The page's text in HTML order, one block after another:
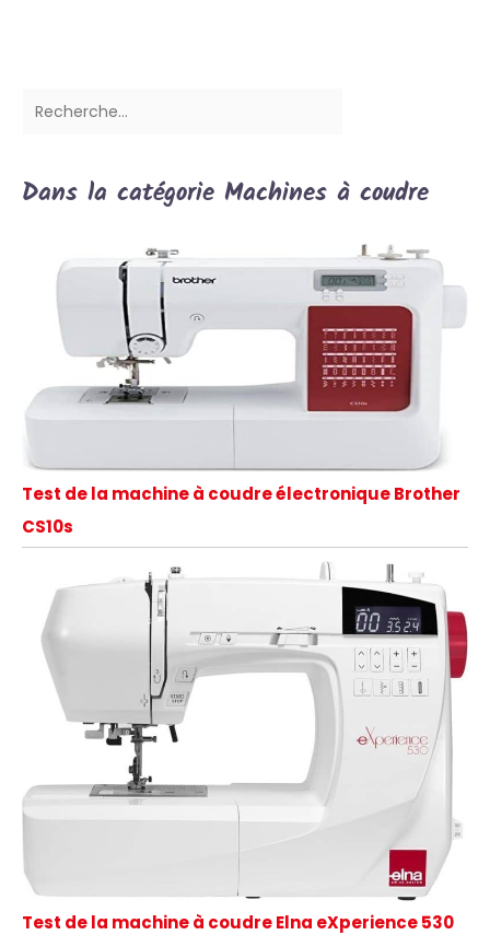
Dans la catégorie Machines à coudre
Test de la machine à coudre électronique Brother
CS10s
Test de la machine à coudre Elna eXperience 530